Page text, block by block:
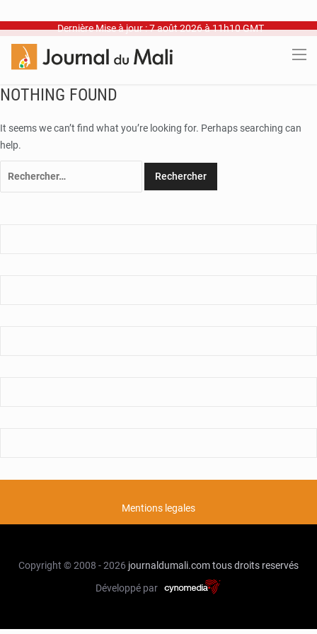
Dernière Mise à jour : 7 août 2026 à 11h10 GMT
NOTHING FOUND
It seems we can’t find what you’re looking for. Perhaps searching can
help.
Mentions legales
Copyright © 2008 - 2026 journaldumali.comtous droits reservés
Développé par